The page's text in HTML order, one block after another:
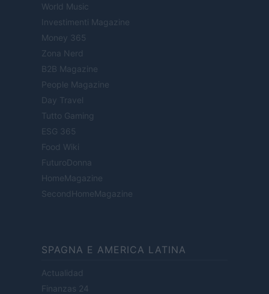
World Music
Investimenti Magazine
Money 365
Zona Nerd
B2B Magazine
People Magazine
Day Travel
Tutto Gaming
ESG 365
Food Wiki
FuturoDonna
HomeMagazine
SecondHomeMagazine
SPAGNA E AMERICA LATINA
Actualidad
Finanzas 24